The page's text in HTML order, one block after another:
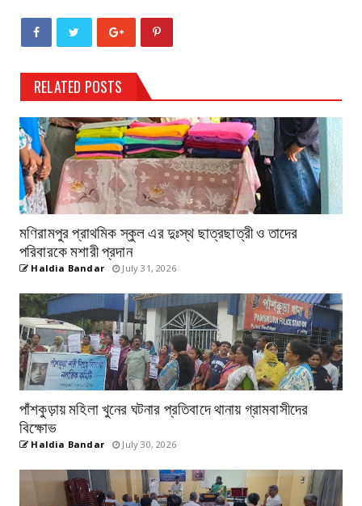
RELATED POSTS
মণিরামপুর প্রাথমিক স্কুল এর দুঃস্থ ছাত্রছাত্রী ও তাদের
পরিবারকে মশারী প্রদান
Haldia Bandar July 31, 2026
পাঁশকুড়ায় মহিলা খুনের ঘটনার প্রতিবাদে থানায় গ্রামবাসীদের
বিক্ষোভ
Haldia Bandar July 30, 2026